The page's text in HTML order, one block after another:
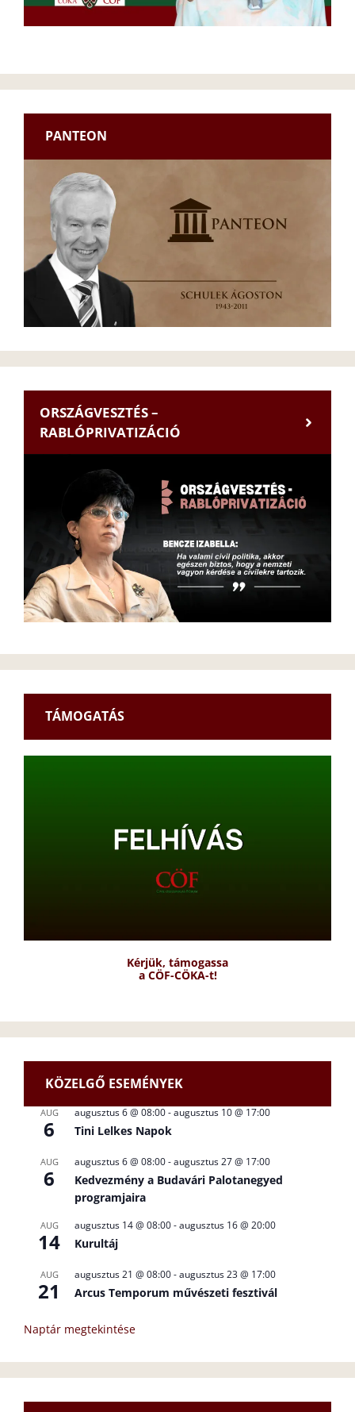
PANTEON
ORSZÁGVESZTÉS –
RABLÓPRIVATIZÁCIÓ
TÁMOGATÁS
Kérjük, támogassa
a CÖF-CÖKA-t!
KÖZELGŐ ESEMÉNYEK
AUG
6
augusztus 6 @ 08:00-augusztus 10 @ 17:00
Tini Lelkes Napok
AUG
6
augusztus 6 @ 08:00-augusztus 27 @ 17:00
Kedvezmény a Budavári Palotanegyed
programjaira
AUG
14
augusztus 14 @ 08:00-augusztus 16 @ 20:00
Kurultáj
AUG
21
augusztus 21 @ 08:00-augusztus 23 @ 17:00
Arcus Temporum művészeti fesztivál
Naptár megtekintése